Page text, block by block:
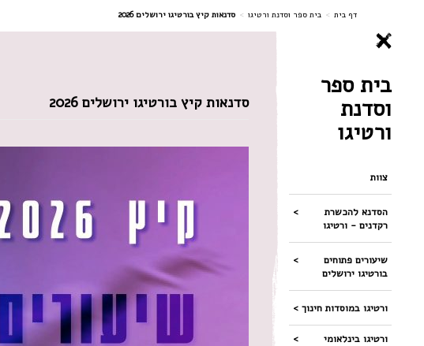
דף בית > בית ספר וסדנת ורטיגו > סדנאות קיץ בורטיגו ירושלים 2026
בית ספר
וסדנת
ורטיגו
צוות
הסדנא להכשרת
רקדנים - ורטיגו
שיעורים פתוחים
בורטיגו ירושלים
ורטיגו במוסדות חינוך
ורטיגו בינלאומי
סדנאות קיץ בורטיגו ירושלים 2026